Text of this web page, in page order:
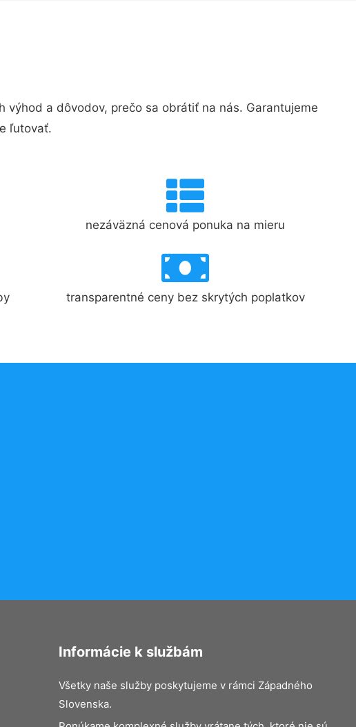
a dôvodov, prečo sa obrátiť na nás. Garantujeme
ľutovať.
nezáväzná cenová ponuka na mieru
transparentné ceny bez skrytých poplatkov
Informácie k službám
Všetky naše služby poskytujeme v rámci Západného
Slovenska.